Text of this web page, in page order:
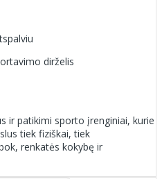
dirželis
ir patikimi sporto įrenginiai, kurie
tiek fiziškai, tiek
renkatės kokybę ir